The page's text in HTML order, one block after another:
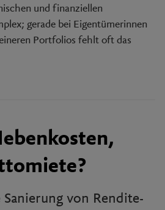
und finanziellen
gerade bei Eigentümerinnen
Portfolios fehlt oft das
von Rendite-